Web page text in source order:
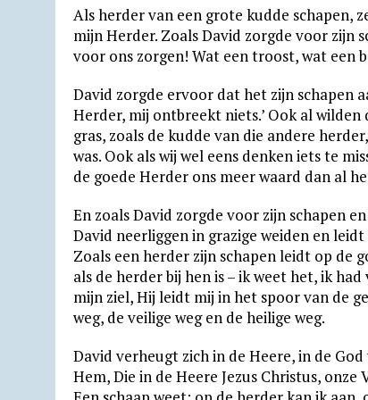
A
p
r
a
o
o
F
r
e
d
l
y
o
k
c
m
Als herder van een grote kudde schapen,
mijn Herder. Zoals David zorgde voor zijn
voor ons zorgen! Wat een troost, wat een
David zorgde ervoor dat het zijn schapen
Herder, mij ontbreekt niets.’ Ook al
gras, zoals de kudde van die andere
was. Ook als wij wel eens denken iets te
de goede Herder ons meer waard dan al
En zoals David zorgde voor zijn schapen
David neerliggen in grazige weiden en
Zoals een herder zijn schapen leidt op de
als de herder bij hen is – ik weet het, ik
mijn ziel, Hij leidt mij in het spoor van de
weg, de veilige weg en de heilige weg.
David verheugt zich in de Heere, in de
Hem, Die in de Heere Jezus Christus, onze